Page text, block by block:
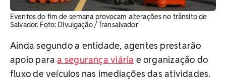
Eventos do fim de semana provocam alterações no trânsito de
Salvador. Foto: Divulgação / Transalvador
Ainda segundo a entidade, agentes prestarão
apoio paraa segurança viária e organização do
fluxo de veículos nas imediações das atividades.